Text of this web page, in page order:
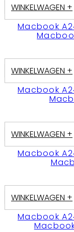
WINKELWAGEN +
Macbook
WINKELWAGEN +
Macbook
WINKELWAGEN +
Macbook
WINKELWAGEN +
Macbook